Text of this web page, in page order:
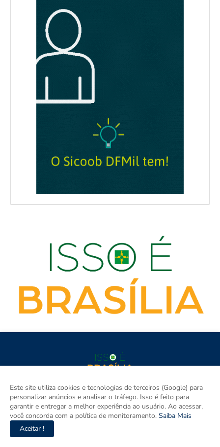
isso é BRASÍLIA é o site de notícias do Distrito Federal e Entorno
e um espaço para discutir a Região e o Brasil. Aqui tem
informação de verdade com imparcialidade. Os principais temas
são política, cidades e empreendedorismo. DRT 0010556/DF.
Este site utiliza cookies e tecnologias de terceiros (Google) para
personalizar anúncios e analisar o tráfego. Isso é feito para
garantir e entregar a melhor experiência ao usuário. Ao acessar,
você concorda com a política de monitoramento. Saiba Mais
Aceitar !